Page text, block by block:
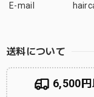
E-mail
送料について
6,500